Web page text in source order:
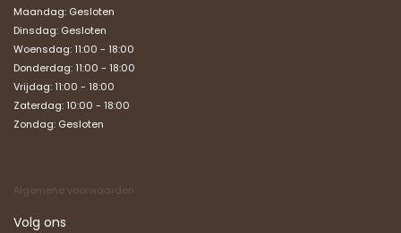
Maandag: Gesloten
Dinsdag: Gesloten
Woensdag: 11:00 - 18:00
Donderdag: 11:00 - 18:00
Vrijdag: 11:00 - 18:00
Zaterdag: 10:00 - 18:00
Zondag: Gesloten
Algemene voorwaarden
Volg ons